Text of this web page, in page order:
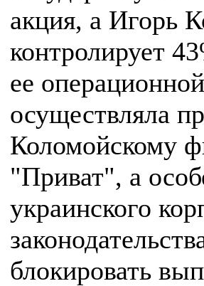
акция, а Игорь
контролирует
ее
осуществляла
Коломойскому
"Приват", а
украинского
блокировать